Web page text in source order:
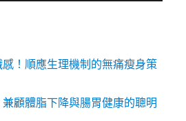
！順應生理機制的無痛瘦身策
顧體脂下降與腸胃健康的聰明